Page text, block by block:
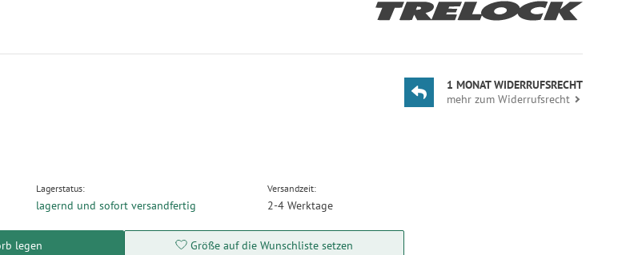
Lagerstatus:
lagernd und sofort versandfertig
Versandzeit:
2-4 Werktage
legen Größe auf die Wunschliste setzen
1 MONAT WIDERRUFSRECHT
mehr zum Widerrufsrecht